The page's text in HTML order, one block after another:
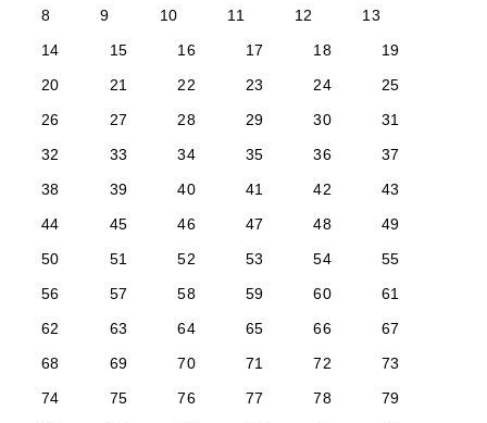
8
9 10 11 12
13
14
15 16 17 18
19
20
21 22 23 24
25
26
27 28 29 30
31
32
33 34 35 36
37
38
39 40 41 42
43
44
45 46 47 48
49
50
51 52 53 54
55
56
57 58 59 60
61
62
63 64 65 66
67
68
69 70 71 72
73
74
75 76 77 78
79